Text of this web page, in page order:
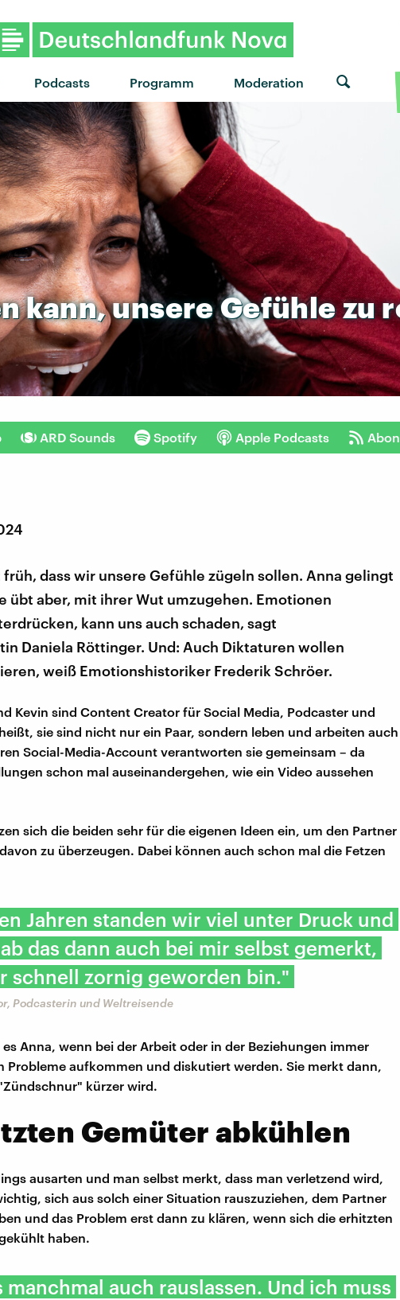
Podcasts Programm Moderation
kann,unsereGefühlezu
ARD Sounds Spotify Apple Podcasts
dass wir unsere Gefühle zügeln sollen. Anna gelingt
übt aber, mit ihrer Wut umzugehen. Emotionen
kann uns auch schaden, sagt
Daniela Röttinger. Und: Auch Diktaturen wollen
weiß Emotionshistoriker Frederik Schröer.
Kevin sind Content Creator für Social Media, Podcaster und
sie sind nicht nur ein Paar, sondern leben und arbeiten auch
Social-Media-Account verantworten sie gemeinsam – da
schon mal auseinandergehen, wie ein Video aussehen
sich die beiden sehr für die eigenen Ideen ein, um den Partner
zu überzeugen. Dabei können auch schon mal die Fetzen
Jahren standen wir viel unter Druck und
das dann auch bei mir selbst gemerkt,
schnell zornig geworden bin."
Podcasterin und Weltreisende
Anna, wenn bei der Arbeit oder in der Beziehungen immer
Probleme aufkommen und diskutiert werden. Sie merkt dann,
kürzer wird.
Gemüter abkühlen
ausarten und man selbst merkt, dass man verletzend wird,
sich aus solch einer Situation rauszuziehen, dem Partner
und das Problem erst dann zu klären, wenn sich die erhitzten
haben.
manchmal auch rauslassen. Und ich muss